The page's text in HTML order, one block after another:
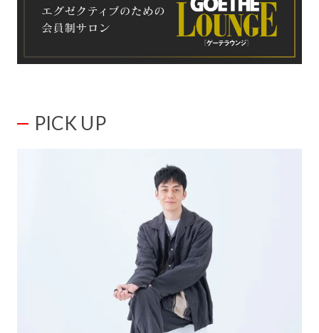
PICK UP